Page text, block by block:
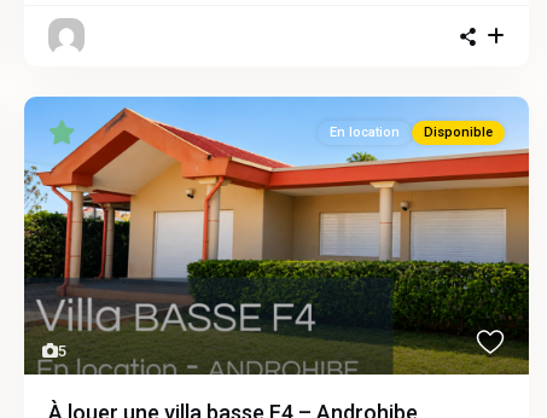
5
En location Disponible
À louer une villa basse F4 – Androhibe